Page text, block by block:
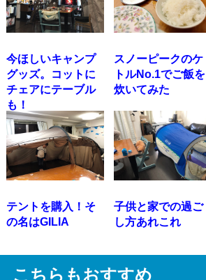
今ほしいキャンプ
グッズ。コットに
チェアにテーブル
も！
スノーピークのケ
トルNo.1でご飯を
炊いてみた
テントを購入！そ
の名はGILIA
子供と家での過ご
し方あれこれ
こちらもおすすめ